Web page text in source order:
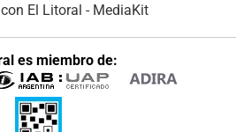
El Litoral - MediaKit
es miembro de: